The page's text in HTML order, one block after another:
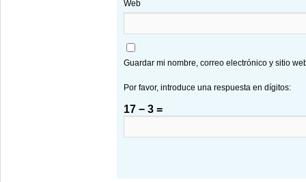
Web
Guardar mi nombre, correo electrónico y sitio
Por favor, introduce una respuesta en dígitos:
17 − 3 =